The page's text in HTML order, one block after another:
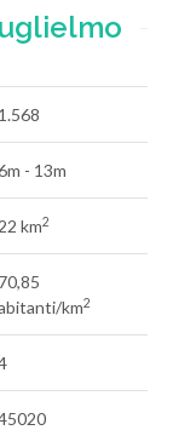
1.568
- 13m
22 km2
70,85
km2